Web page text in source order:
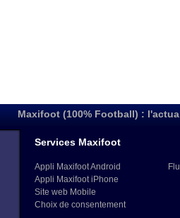
Maxifoot (100% Football) :
Services Maxifoot
Appli Maxifoot Android
Appli Maxifoot iPhone
Site web Mobile
Choix de consentement